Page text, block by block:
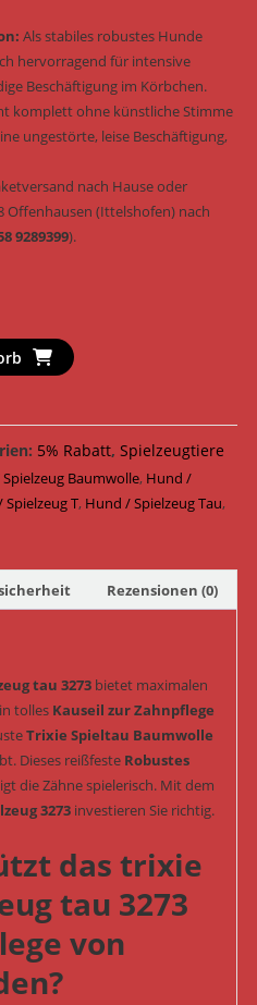
Als stabiles robustes Hunde
hervorragend für intensive
Beschäftigung im Körbchen.
komplett ohne künstliche Stimme
ungestörte, leise Beschäftigung,
nach Hause oder
Offenhausen (Ittelshofen) nach
9289399).
5% Rabatt, Spielzeugtiere
Baumwolle, Hund /
Spielzeug T, Hund / Spielzeug Tau,
Rezensionen (0)
tau 3273bietet maximalen
tolles Kauseil zur Zahnpflege
Trixie Spieltau Baumwolle
Dieses reißfeste Robustes
die Zähne spielerisch. Mit dem
3273investieren Sie richtig.
das trixie
tau 3273
von